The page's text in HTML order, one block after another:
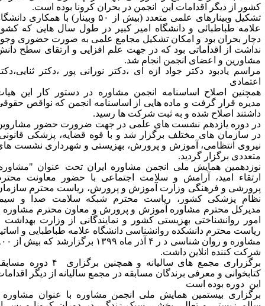
از دیگر اقدامات این انجمن در بحران کرونا بوده است.
تشکیل وبینارهای علمی متعدد (بیش از ۵۰ وبینار) با همکاری دانشگاه
طباطبائی و دانشگاه امیر کبیر در طول سال هایی که کشور
بحران بود و امکان تشکیل مجامع علمی به صورت حضوری وجود
از اقداماتی بود که در جهت علم افزایی و ارتقای سطح دانش
و اعضای انجمن انجام شد.
یادبود دکتر جواد ازه ای ،دکتر نورانی پور ،دکتر ثنایی،دکتر
اصلاح اساسنامه انجمن مشاوره در دستور کار این هیات
قرار گرفت و ماده هایی از اساسنامه انجمن که نواقص حقوقی
اصلاح شده و به ثبت شرکت ها رسید.
دوره یازدهم نشست های علمی در جهت ضرورت حضور مشاروین
سازمان های مختلف برگزار شد و با قوه قضایه، پزشکی قانونی،
انتظامی، آموزش و پرورش، بهزیستی و شهرداری نشست های
برگزار گردید.
همایش ملی انجمن مشاوره ایران تحت عنوان "مشاوره:
امید، آرامش و سلامت اجتماعی با حضور معاونت محترم
و فرهنگی وزارت آموزش و پرورش، ریاست محترم سازمان
پزشکی کشور، ریاست محترم شبکه سلامت صدا و سیما
محترم مشاوره آموزش و پرورش و معاون محترم مشاوره و
روانشناختی بهزیستی کشور
و نمایندگانی از وزارت بهداشت و
محترم دانشکده روانشناسی دانشگاه علامه طباطبایی و اساتید
مشاوره و روان شناسی د ر ۴ آذر ماه ۱۳۹۹ برگزارشد که بیش از ۸۰۰
کننده انلاین داشت.
برگزراری مجمع های سالیانه و همچنین برگزاری ۴ دوره مسابقه
و معرفی برندگان مسابقه در مجمع سالیانه از دیگر اقدامات
دوره بوده است
بیستمین همایش ملی انجمن مشاوره با عنوان مشاوره :